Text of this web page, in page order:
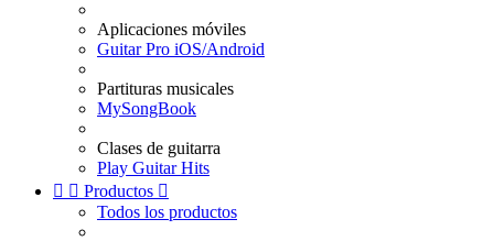
Aplicaciones móviles
Guitar Pro iOS/Android
Partituras musicales
MySongBook
Clases de guitarra
Play Guitar Hits
  Productos 
Todos los productos